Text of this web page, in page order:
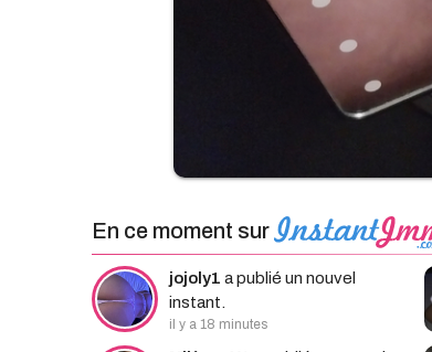
En ce moment sur
jojoly1 a publié un nouvel
instant.
il y a 18 minutes